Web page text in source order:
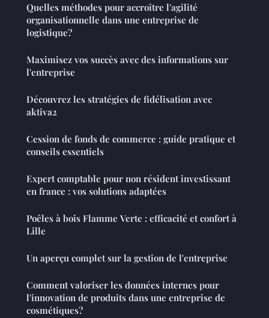
Quelles méthodes pour accroître l'agilité
organisationnelle dans une entreprise de
logistique?
Maximisez vos succès avec des informations sur
l'entreprise
Découvrez les stratégies de fidélisation avec
aktiva2
Cession de fonds de commerce : guide pratique et
conseils essentiels
Expert comptable pour non résident investissant
en france : vos solutions adaptées
Poêles à bois Flamme Verte : efficacité et confort à
Lille
Un aperçu complet sur la gestion de l'entreprise
Comment valoriser les données internes pour
l'innovation de produits dans une entreprise de
cosmétiques?